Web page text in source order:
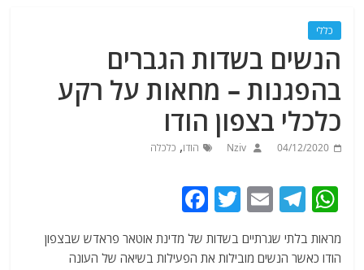
כללי
הנשים בשדות הגברים
בהפגנות – מחאות על רקע
כלכלי בצפון הודו
04/12/2020
Nziv הודו, כלכלה
W
h
at
T
e
E
ai
T
itt
c
מראות בלתי שגרתיים בשדות של מדינת אוטאר פראדש שבצפון
הודו כאשר הנשים מובילות את הפעילות בשיאה של העונה